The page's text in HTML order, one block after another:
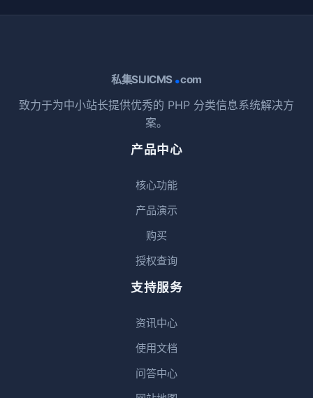
私集SIJICMS .com
致力于为中小站长提供优秀的 PHP 分类信息系统解决方
案。
产品中心
核心功能
产品演示
购买
授权查询
支持服务
资讯中心
使用文档
问答中心